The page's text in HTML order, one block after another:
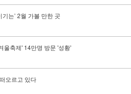
는’ 2월 가볼 만한 곳
울축제' 14만명 방문 '성황'
오르고 있다